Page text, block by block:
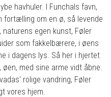
havhuler. I Funchals favn,
fortælling om en ø, så levende
naturens egen kunst, Føler
som fakkelbærere, i øens
i dagens lys. Så her i hjertet
med sine arme vidt åbne.
rolige vandring, Føler
vores hjem.